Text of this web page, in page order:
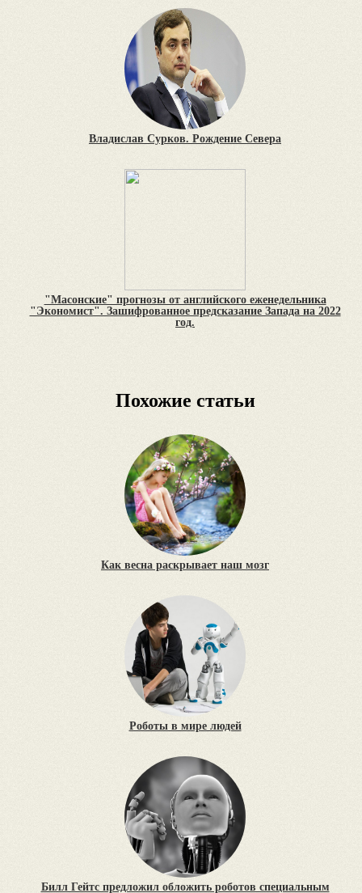
Владислав Сурков. Рождение Севера
"Масонские" прогнозы от английского еженедельника
"Экономист". Зашифрованное предсказание Запада на 2022
год.
Похожие статьи
Как весна раскрывает наш мозг
Роботы в мире людей
Билл Гейтс предложил обложить роботов специальным